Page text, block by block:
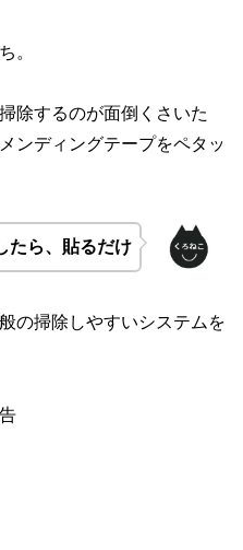
。
除するのが面倒くさいた
ンディングテープをペタッ
たら、貼るだけ
の掃除しやすいシステムを